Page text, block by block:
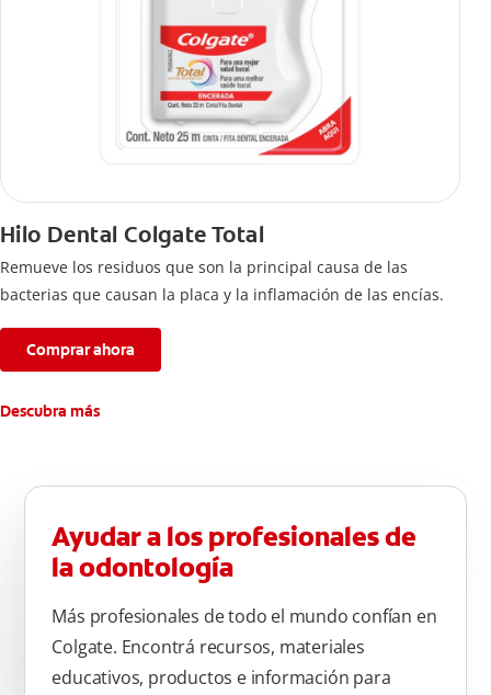
Hilo Dental Colgate Total
Remueve los residuos que son la principal causa de las
bacterias que causan la placa y la inflamación de las encías.
Comprar ahora
Descubra más
Ayudar a los profesionales de
la odontología
Más profesionales de todo el mundo confían en
Colgate. Encontrá recursos, materiales
educativos, productos e información para